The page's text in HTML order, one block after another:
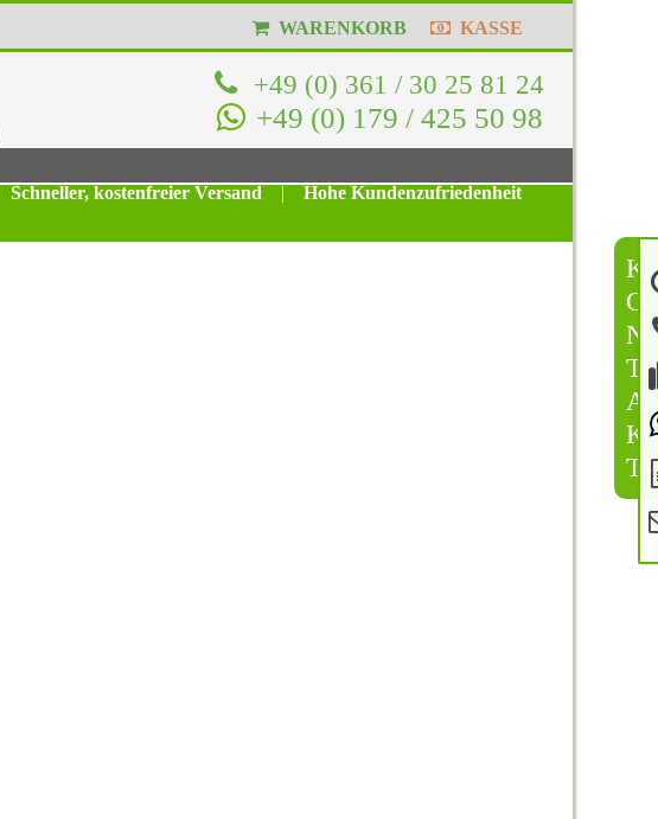
K
O
N
T
A
K
T
WARENKORB KASSE
+49 (0) 361 / 30 25 81 24
+49 (0) 179 / 425 50 98
Schneller, kostenfreier Versand |
Hohe Kundenzufriedenheit